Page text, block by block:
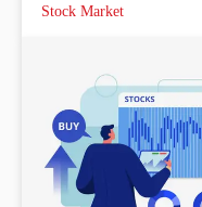
Stock Market